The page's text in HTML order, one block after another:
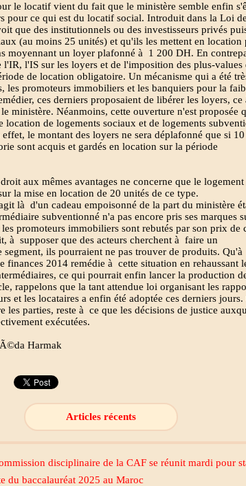
le locatif vient du fait que le ministère semble enfin
pour ce qui est du locatif social. Introduit dans la Loi de
que des institutionnels ou des investisseurs privés
(au moins 25 unités) et qu'ils les mettent en location
moyennant un loyer plafonné à 1 200 DH. En
l'IR, l'IS sur les loyers et de l'imposition des plus-values
de location obligatoire. Un mécanisme qui a été
les promoteurs immobiliers et les banquiers pour la
ces derniers proposaient de libérer les loyers,
ministère. Néanmoins, cette ouverture n'est proposée
location de logements sociaux et de logements
le montant des loyers ne sera déplafonné que si 10
sont acquis et gardés en location sur la période
aux mêmes avantages ne concerne que le
la mise en location de 20 unités de ce type.
là d'un cadeau empoisonné de la part du ministère
subventionné n'a pas encore pris ses marques
promoteurs immobiliers sont rebutés par son prix de
à supposer que des acteurs cherchent à faire un
segment, ils pourraient ne pas trouver de produits.
finances 2014 remédie à cette situation en rehaussant
ce qui pourrait enfin lancer la production
rappelons que la tant attendue loi organisant les
et les locataires a enfin été adoptée ces derniers
les parties, reste à ce que les décisions de justice
exécutées.
Harmak
Articles récents
disciplinaire de la CAF se réunit mardi pour
du baccalauréat 2025 au Maroc